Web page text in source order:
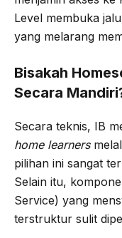
Level membuka
yang melarang
Bisakah
Secara
Secara teknis, IB
home learners
pilihan ini sangat
Selain itu,
Service) yang
terstruktur sulit